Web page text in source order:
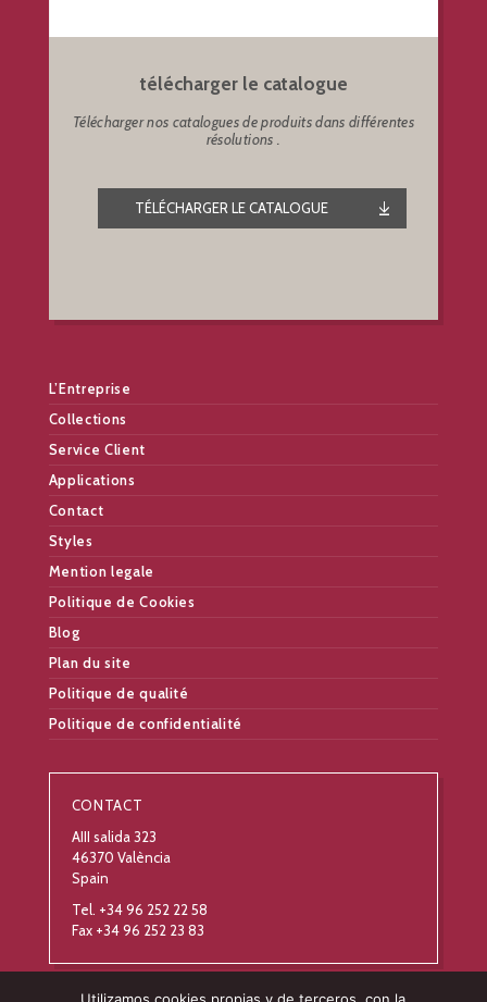
télécharger le catalogue
Télécharger nos catalogues de produits dans différentes
résolutions .
TÉLÉCHARGER LE CATALOGUE
L’Entreprise
Collections
Service Client
Applications
Contact
Styles
Mention legale
Politique de Cookies
Blog
Plan du site
Politique de qualité
Politique de confidentialité
CONTACT
AIII salida 323
46370 València
Spain
Tel. +34 96 252 22 58
Fax +34 96 252 23 83